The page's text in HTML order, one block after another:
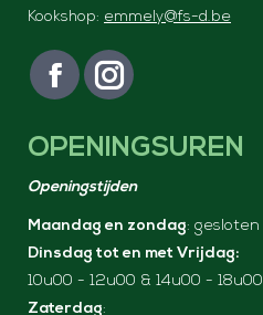
Kookshop: emmely@fs-d.be
Vind ons op:
F
c
o
o
k
I
g
r
a
OPENINGSUREN
Openingstijden
Maandag en zondag: gesloten
Dinsdag tot en met Vrijdag:
10u00 - 12u00 & 14u00 - 18u00
Zaterdag: